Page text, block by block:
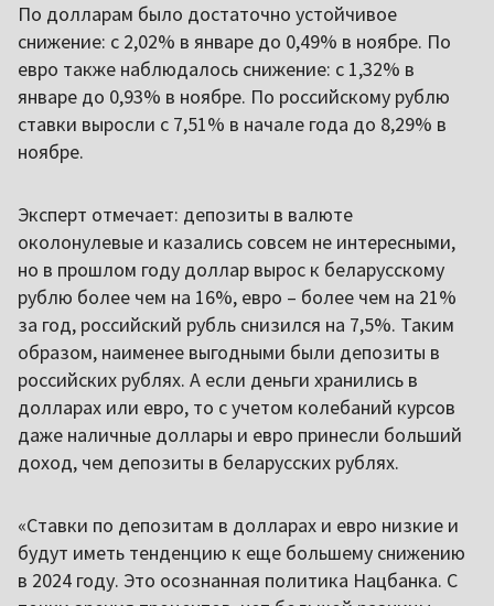
По долларам было достаточно устойчивое
снижение: с 2,02% в январе до 0,49% в ноябре. По
евро также наблюдалось снижение: с 1,32% в
январе до 0,93% в ноябре. По российскому рублю
ставки выросли с 7,51% в начале года до 8,29% в
ноябре.
Эксперт отмечает: депозиты в валюте
околонулевые и казались совсем не интересными,
но в прошлом году доллар вырос к беларусскому
рублю более чем на 16%, евро – более чем на 21%
за год, российский рубль снизился на 7,5%. Таким
образом, наименее выгодными были депозиты в
российских рублях. А если деньги хранились в
долларах или евро, то с учетом колебаний курсов
даже наличные доллары и евро принесли больший
доход, чем депозиты в беларусских рублях.
«Ставки по депозитам в долларах и евро низкие и
будут иметь тенденцию к еще большему снижению
в 2024 году. Это осознанная политика Нацбанка. С